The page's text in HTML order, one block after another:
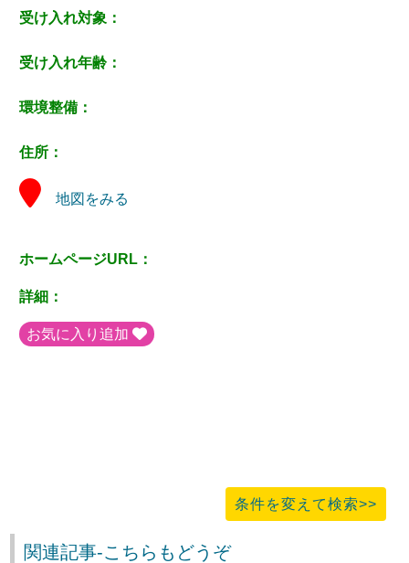
受け入れ対象：
受け入れ年齢：
環境整備：
住所：
地図をみる
ホームページURL：
詳細：
お気に入り追加
条件を変えて検索>>
関連記事-こちらもどうぞ